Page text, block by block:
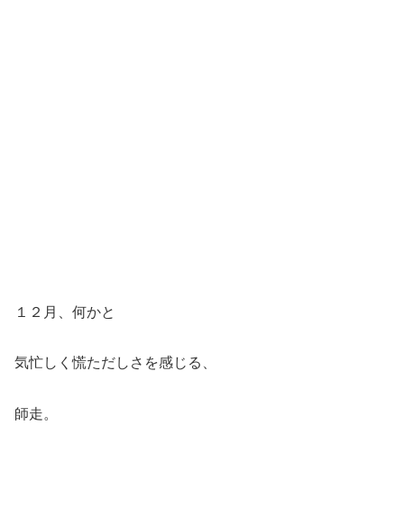
１２月、何かと
気忙しく慌ただしさを感じる、
師走。